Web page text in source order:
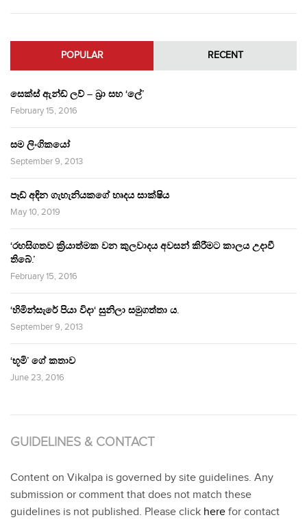
POPULAR RECENT
සෙක්ස් ඇන්ඩ් ලව් – බ්‍රා සහ ‘ලේ’
February 15, 2016
සම ලිංගිකයෝ
September 9, 2013
පෑඩ් අඳින ගැහැනියකගේ හෘදය සාක්ෂිය
May 10, 2019
‘රහසිගතව ක්‍රියාත්මක වන කුලවාදය අවසන් කිරීමට කාලය උදාවී
තිබේ.’
February 15, 2016
‘හිමින්සැරේ පියා විදා‘ සුනිලා සමුගත්තා ය.
September 9, 2013
‘භූමි’ ගේ කතාව
June 23, 2016
GUIDELINES & CONTACT
Content on Vikalpa is governed by site guidelines. Any
submission or comment that does not match these
guidelines is not published. Please click here for contact